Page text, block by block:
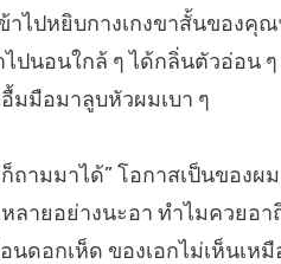
าไปหยิบกางเกงขาสั้นของคุ
ปนอนใกล้ ๆ ได้กลิ่นตัวอ่อน
มมือมาลูบหัวผมเบา ๆ
ก็ถามมาได้” โอกาสเป็นของผ
ลายอย่างนะอา ทำไมควยอ
นดอกเห็ด ของเอกไม่เห็นเห